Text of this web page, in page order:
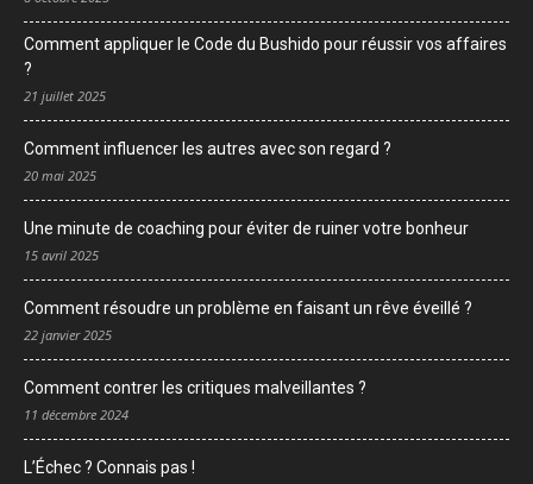
Comment appliquer le Code du Bushido pour réussir vos affaires
?
21 juillet 2025
Comment influencer les autres avec son regard ?
20 mai 2025
Une minute de coaching pour éviter de ruiner votre bonheur
15 avril 2025
Comment résoudre un problème en faisant un rêve éveillé ?
22 janvier 2025
Comment contrer les critiques malveillantes ?
11 décembre 2024
L’Échec ? Connais pas !